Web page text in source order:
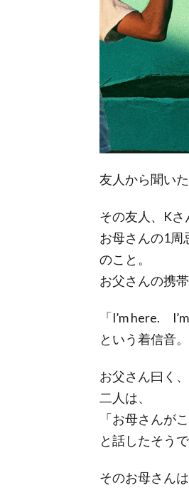
友人から聞い
その友人、K
お母さんの1周
のこと。
お父さんの携
「I’m here.
という着信音。
お父さん曰く
二人は、
「お母さんが
と話したそう
そのお母さん